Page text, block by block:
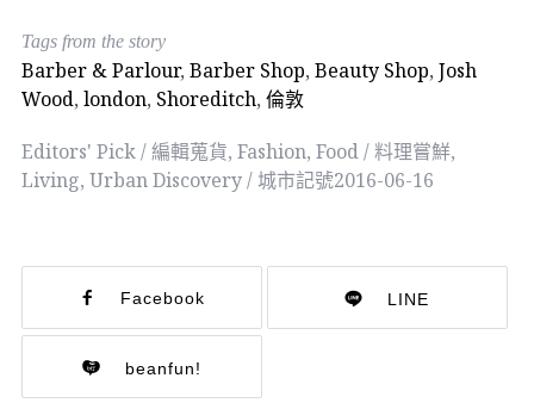
Tags from the story
Barber & Parlour, Barber Shop, Beauty Shop, Josh
Wood, london, Shoreditch, 倫敦
Editors' Pick / 編輯蒐貨, Fashion, Food / 料理嘗鮮,
Living, Urban Discovery / 城市記號2016-06-16
Facebook LINE
beanfun!